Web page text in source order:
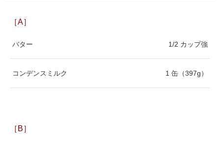
［A］
バター 1/2 カップ強
コンデンスミルク 1 缶（397g）
［B］